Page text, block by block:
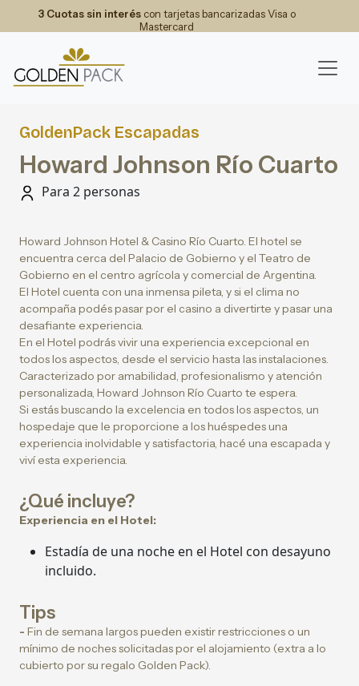
3 Cuotas sin interéscon tarjetas bancarizadas Visa o
Mastercard
GoldenPack Escapadas
Howard Johnson Río Cuarto
Para 2 personas
Howard Johnson Hotel & Casino Río Cuarto. El hotel se
encuentra cerca del Palacio de Gobierno y el Teatro de
Gobierno en el centro agrícola y comercial de Argentina.
El Hotel cuenta con una inmensa pileta, y si el clima no
acompaña podés pasar por el casino a divertirte y pasar una
desafiante experiencia.
En el Hotel podrás vivir una experiencia excepcional en
todos los aspectos, desde el servicio hasta las instalaciones.
Caracterizado por amabilidad, profesionalismo y atención
personalizada, Howard Johnson Río Cuarto te espera.
Si estás buscando la excelencia en todos los aspectos, un
hospedaje que le proporcione a los huéspedes una
experiencia inolvidable y satisfactoria, hacé una escapada y
viví esta experiencia.
¿Qué incluye?
Experiencia en el Hotel:
Estadía de una noche en el Hotel con desayuno
incluido.
Tips
- Fin de semana largos pueden existir restricciones o un
mínimo de noches solicitadas por el alojamiento (extra a lo
cubierto por su regalo Golden Pack).